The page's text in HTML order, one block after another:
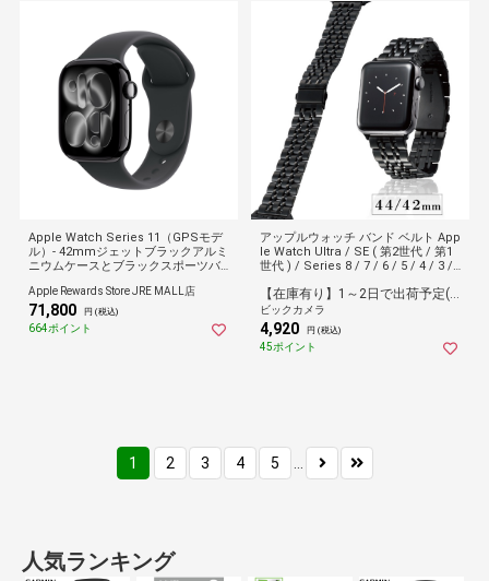
Apple Watch Series 11（GPSモデ
ル）- 42mmジェットブラックアルミ
ニウムケースとブラックスポーツバ
Apple Rewards Store JRE MALL店
71,800 円 (税込)
664ポイント
アップルウォッチ バンド ベルト App
le Watch Ultra / SE ( 第2世代 / 第1
世代 ) / Series 8 / 7 / 6 / 5 / 4 / 3 /
ステンレス 7連 ブラック AW-44BDS
S7BK[AW44BDSS7BK]
【在庫有り】1～2日で出荷予定(日付指定可)
ビックカメラ
4,920 円 (税込)
45ポイント
1 2 3 4 5 ...
人気ランキング